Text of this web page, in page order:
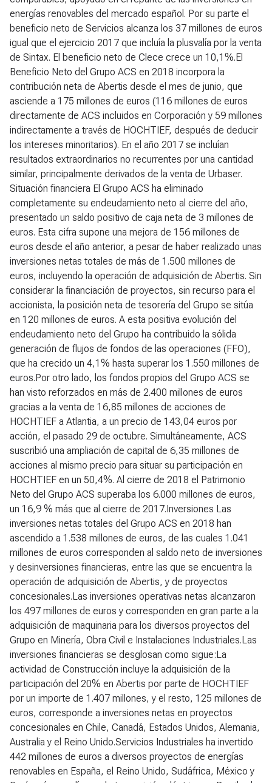
energías renovables del mercado español. Por su parte el
beneficio neto de Servicios alcanza los 37 millones de euros
igual que el ejercicio 2017 que incluía la plusvalía por la venta
de Sintax. El beneficio neto de Clece crece un 10,1%.El
Beneficio Neto del Grupo ACS en 2018 incorpora la
contribución neta de Abertis desde el mes de junio, que
asciende a 175 millones de euros (116 millones de euros
directamente de ACS incluidos en Corporación y 59 millones
indirectamente a través de HOCHTIEF, después de deducir
los intereses minoritarios). En el año 2017 se incluían
resultados extraordinarios no recurrentes por una cantidad
similar, principalmente derivados de la venta de Urbaser.
Situación financiera El Grupo ACS ha eliminado
completamente su endeudamiento neto al cierre del año,
presentado un saldo positivo de caja neta de 3 millones de
euros. Esta cifra supone una mejora de 156 millones de
euros desde el año anterior, a pesar de haber realizado unas
inversiones netas totales de más de 1.500 millones de
euros, incluyendo la operación de adquisición de Abertis. Sin
considerar la financiación de proyectos, sin recurso para el
accionista, la posición neta de tesorería del Grupo se sitúa
en 120 millones de euros. A esta positiva evolución del
endeudamiento neto del Grupo ha contribuido la sólida
generación de flujos de fondos de las operaciones (FFO),
que ha crecido un 4,1% hasta superar los 1.550 millones de
euros.Por otro lado, los fondos propios del Grupo ACS se
han visto reforzados en más de 2.400 millones de euros
gracias a la venta de 16,85 millones de acciones de
HOCHTIEF a Atlantia, a un precio de 143,04 euros por
acción, el pasado 29 de octubre. Simultáneamente, ACS
suscribió una ampliación de capital de 6,35 millones de
acciones al mismo precio para situar su participación en
HOCHTIEF en un 50,4%. Al cierre de 2018 el Patrimonio
Neto del Grupo ACS superaba los 6.000 millones de euros,
un 16,9 % más que al cierre de 2017.Inversiones Las
inversiones netas totales del Grupo ACS en 2018 han
ascendido a 1.538 millones de euros, de las cuales 1.041
millones de euros corresponden al saldo neto de inversiones
y desinversiones financieras, entre las que se encuentra la
operación de adquisición de Abertis, y de proyectos
concesionales.Las inversiones operativas netas alcanzaron
los 497 millones de euros y corresponden en gran parte a la
adquisición de maquinaria para los diversos proyectos del
Grupo en Minería, Obra Civil e Instalaciones Industriales.Las
inversiones financieras se desglosan como sigue:La
actividad de Construcción incluye la adquisición de la
participación del 20% en Abertis por parte de HOCHTIEF
por un importe de 1.407 millones, y el resto, 125 millones de
euros, corresponde a inversiones netas en proyectos
concesionales en Chile, Canadá, Estados Unidos, Alemania,
Australia y el Reino Unido.Servicios Industriales ha invertido
442 millones de euros a diversos proyectos de energías
renovables en España, el Reino Unido, Sudáfrica, México y